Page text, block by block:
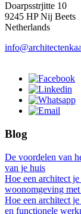
Doarpsstrjitte 10
9245 HP Nij Beets
Netherlands
Blog
De voordelen van
van je huis
Hoe een architect
woonomgeving
Hoe een architect
en functionele